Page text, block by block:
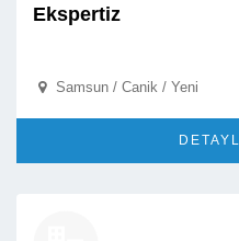
Ekspertiz
 Samsun / Canik / Yeni